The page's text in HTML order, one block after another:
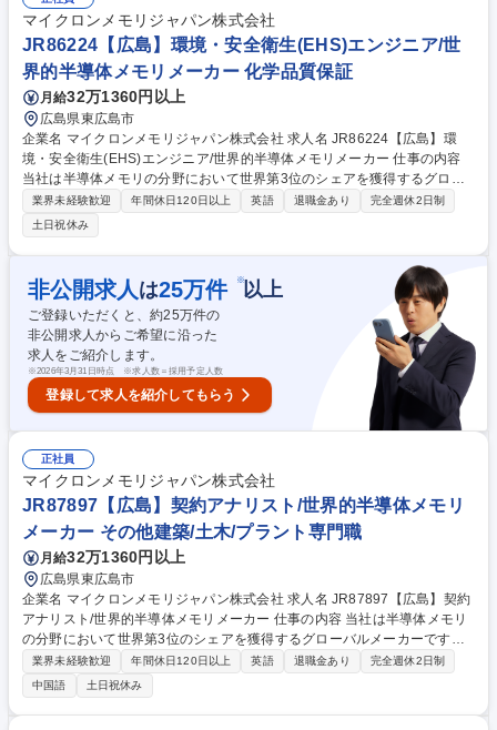
クトスケジュールの遵守を確保しながら、装置のインストールとアップグ
レードを監督する。■装置ベンダーと連携し、既存製品の改善とロードマ
ップのニーズ実現に努める。 募集職種 JR88001【広島】F15製造CMP装
置エンジニア/世界的半導体メモリメーカー
マイクロンメモリジャパン株式会社
JR86224【広島】環境・安全衛生(EHS)エンジニア/世
界的半導体メモリメーカー 化学品質保証
月給32万1360円以上
広島県東広島市
企業名 マイクロンメモリジャパン株式会社 求人名 JR86224【広島】環
境・安全衛生(EHS)エンジニア/世界的半導体メモリメーカー 仕事の内容
当社は半導体メモリの分野において世界第3位のシェアを獲得するグロー
バルメーカーです。今回は、そんな当社の環境・安全衛生(EHS)エンジニ
アとして、下記の業務をお任せ致します。 【詳細】■Micronの環境プログ
ラムおよび手順が、マネジメントシステムと法規制要件に適合し、効果的
かつ効率的であることを確保する。 ■委員会への参加や計画・実行・監視
に関する提案を通じて、拠点のサステナビリティ目標達成を支援する。 ■
環境関連事項について、Micronの経営陣や地方自治体機関に対し、書面お
よび口頭で効果的に報告・説明する。等 募集職種 JR86224【広島】環
境・安全衛生(EHS)エンジニア/世界的半導体メモリメーカー
業界未経験歓迎 年間休日120日以上 英語 退職金あり
完全週休2日制
土日祝休み
非公開求人 は25万件 ※以上
ご登録いただくと、約25万件の
非公開求人からご希望に沿った
求人をご紹介します。
※2026年3月31日時点 ※求人数＝採用予定人数
登録して求人を紹介してもらう
正社員
マイクロンメモリジャパン株式会社
JR87897【広島】契約アナリスト/世界的半導体メモリ
メーカー その他建築/土木/プラント専門職
月給32万1360円以上
広島県東広島市
企業名 マイクロンメモリジャパン株式会社 求人名 JR87897【広島】契約
アナリスト/世界的半導体メモリメーカー 仕事の内容 当社は半導体メモリ
の分野において世界第3位のシェアを獲得するグローバルメーカーです。
今回は、そんな当社の契約アナリストとして、下記の業務をお任せ致しま
す。 ■マイクロンを代表して新規契約獲得を支援するための入札書および
商業提案書の作成■プロジェクト提案書の作成と提示■クライアントとの打
ち合わせによる要件把握■計画立案、予算・工期の見積もり■業務契約条件
業界未経験歓迎 年間休日120日以上 英語 退職金あり
完全週休2日制
中国語
土日祝休み